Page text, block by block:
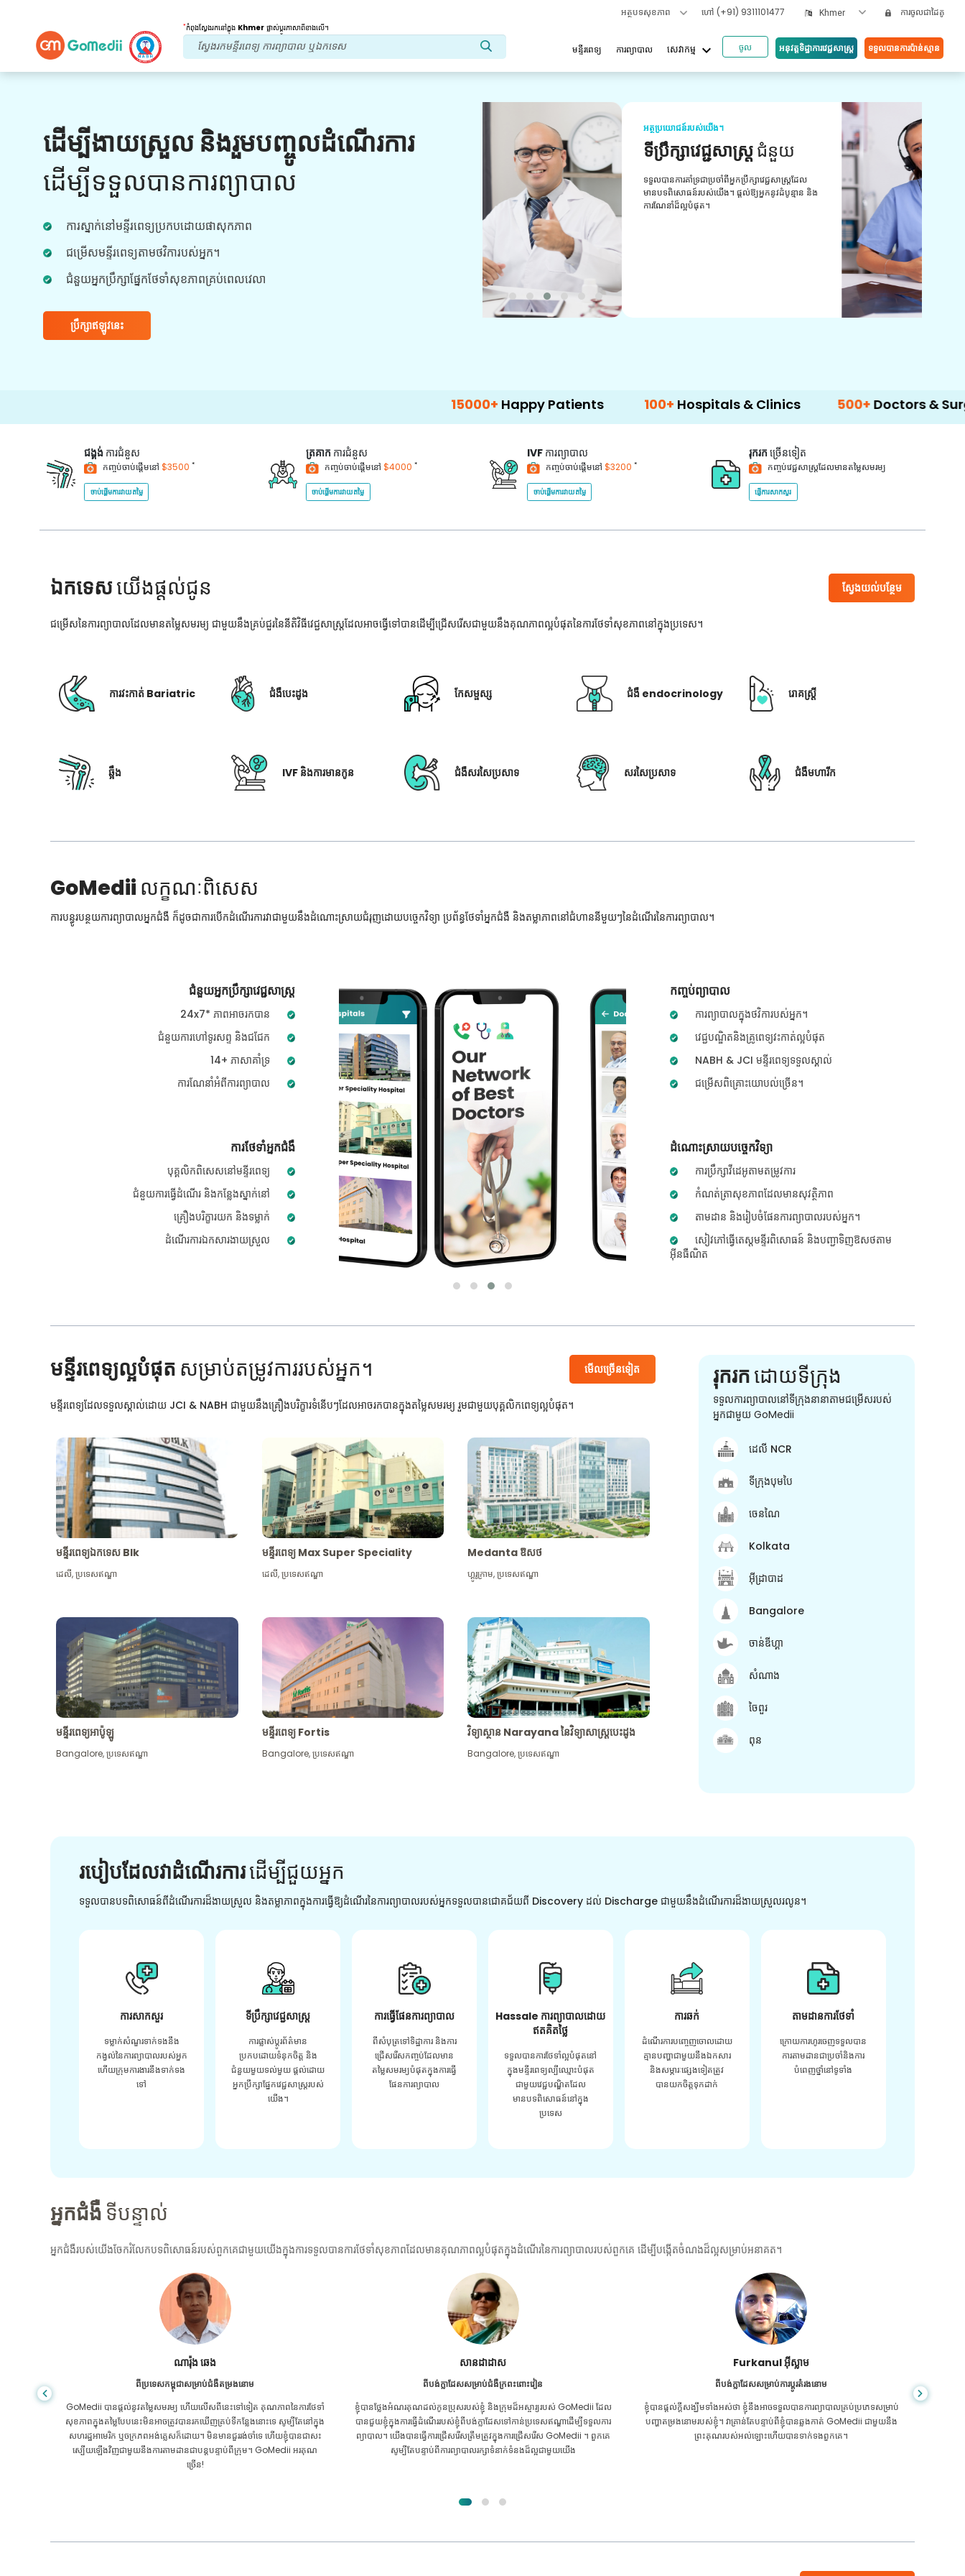
អត្ថបទសុខភាព ហៅ (+91) 9311101477 Khmer ការចូលជាដៃគូ
*កំពុងស្វែងរកនៅក្នុង Khmer ផ្លាស់ប្តូរភាសាពីខាងលើ។
មន្ទីរពេទ្យ ការព្យាបាល សេវាកម្ម keyboard_arrow_down ចូល អនុវត្តទិដ្ឋាការវេជ្ជសាស្រ្ត ទទួលបានការប៉ាន់ស្មាន
ដើម្បីងាយស្រួល និងរួមបញ្ចូលដំណើរការ
ដើម្បីទទួលបានការព្យាបាល
ការស្នាក់នៅមន្ទីរពេទ្យប្រកបដោយផាសុកភាព
ជម្រើសមន្ទីរពេទ្យតាមថវិការបស់អ្នក។
ជំនួយអ្នកប្រឹក្សាផ្នែកថែទាំសុខភាពគ្រប់ពេលវេលា
ប្រឹក្សាឥឡូវនេះ
អត្ថប្រយោជន៍របស់យើង។
ការព្យាបាលក្រោយតាមដាន
ការថែទាំ
ទទួលបានជំនួយផ្នែកវេជ្ជសាស្រ្ត និងអ្នកជំងឺ 24x7
អ្នកគ្រប់ពេលវេលា។ ការធ្វើបច្ចុប្បន្នភាពជាទៀងទាត់លើ
អត្ថប្រយោជន៍របស់យើង។
ទីប្រឹក្សាវេជ្ជសាស្ត្រ ជំនួយ
ទទួលបានការគាំទ្រជាប្រចាំពីអ្នកប្រឹក្សាវេជ្ជសាស្ត្រដែល
មានបទពិសោធន៍របស់យើង។ ផ្តល់ឱ្យអ្នកនូវដំបូន្មាន និង
ការណែនាំដ៏ល្អបំផុត។
Happy Patients 100+ Hospitals & Clinics 500+ Doctors & Surgeons
ជង្គង់ ការជំនួស
កញ្ចប់ចាប់ផ្តើមនៅ $3500 *
ចាប់ផ្តើមការវាយតម្លៃ
ត្រគាក ការជំនួស
កញ្ចប់ចាប់ផ្តើមនៅ $4000 *
ចាប់ផ្តើមការវាយតម្លៃ
IVF ការព្យាបាល
កញ្ចប់ចាប់ផ្តើមនៅ $3200 *
ចាប់ផ្តើមការវាយតម្លៃ
រុករក ច្រើនទៀត
កញ្ចប់វេជ្ជសាស្ត្រដែលមានតម្លៃសមរម្យ
ផ្ញើការសាកសួរ
ឯកទេសយើងផ្តល់ជូន ស្វែងយល់បន្ថែម
ជម្រើសនៃការព្យាបាលដែលមានតម្លៃសមរម្យ ជាមួយនឹងគ្រប់ជួរនៃនីតិវិធីវេជ្ជសាស្រ្តដែលអាចធ្វើទៅបានដើម្បីជ្រើសរើសជាមួយនឹងគុណភាពល្អបំផុតនៃការថែទាំសុខភាពនៅក្នុងប្រទេស។
ការវះកាត់ Bariatric ជំងឺបេះដូង កែសម្ផស្ស ជំងឺ endocrinology រោគស្ត្រី
ឆ្អឹង IVF និងការមានកូន ជំងឺសរសៃប្រសាទ សរសៃប្រសាទ ជំងឺមហារីក
GoMedii លក្ខណៈពិសេស
ការបន្ធូរបន្ថយការព្យាបាលអ្នកជំងឺ ក៏ដូចជាការបើកដំណើរការវាជាមួយនឹងដំណោះស្រាយជំរុញដោយបច្ចេកវិទ្យា ប្រព័ន្ធថែទាំអ្នកជំងឺ និងតម្លាភាពនៅជំហាននីមួយៗនៃដំណើរនៃការព្យាបាល។
ជំនួយអ្នកប្រឹក្សាវេជ្ជសាស្ត្រ
24x7* ភាពអាចរកបាន
ជំនួយការហៅទូរសព្ទ និងជជែក
14+ ភាសាគាំទ្រ
ការណែនាំអំពីការព្យាបាល
ការថែទាំអ្នកជំងឺ
បុគ្គលិកពិសេសនៅមន្ទីរពេទ្យ
ជំនួយការធ្វើដំណើរ និងកន្លែងស្នាក់នៅ
គ្រឿងបរិក្ខារយក និងទម្លាក់
ដំណើរការឯកសារងាយស្រួល
កញ្ចប់ព្យាបាល
ការព្យាបាលក្នុងថវិការបស់អ្នក។
វេជ្ជបណ្ឌិតនិងគ្រូពេទ្យវះកាត់ល្អបំផុត
NABH & JCI មន្ទីរពេទ្យទទួលស្គាល់
ជម្រើសពិគ្រោះយោបល់ច្រើន។
ដំណោះស្រាយបច្ចេកវិទ្យា
ការប្រឹក្សាវីដេអូតាមតម្រូវការ
កំណត់ត្រាសុខភាពដែលមានសុវត្ថិភាព
តាមដាន និងរៀបចំផែនការព្យាបាលរបស់អ្នក។
សៀវភៅធ្វើតេស្តមន្ទីរពិសោធន៍ និងបញ្ជាទិញឱសថតាម
អ៊ីនធឺណិត
មន្ទីរពេទ្យល្អបំផុត សម្រាប់តម្រូវការរបស់អ្នក។ មើល​ច្រើន​ទៀត
មន្ទីរពេទ្យដែលទទួលស្គាល់ដោយ JCI & NABH ជាមួយនឹងគ្រឿងបរិក្ខារទំនើបៗដែលអាចរកបានក្នុងតម្លៃសមរម្យ រួមជាមួយបុគ្គលិកពេទ្យល្អបំផុត។
មន្ទីរពេទ្យឯកទេស Blk
ដេលី,ប្រទេសឥណ្ឌា
មន្ទីរពេទ្យ Max Super Speciality
ដេលី,ប្រទេសឥណ្ឌា
Medanta ឱសថ
ហ្គូរូក្រាម,ប្រទេសឥណ្ឌា
មន្ទីរពេទ្យអាប៉ូឡូ
Bangalore,ប្រទេសឥណ្ឌា
មន្ទីរពេទ្យ Fortis
Bangalore,ប្រទេសឥណ្ឌា
វិទ្យាស្ថាន Narayana នៃវិទ្យាសាស្រ្តបេះដូង
Bangalore,ប្រទេសឥណ្ឌា
រុករកដោយទីក្រុង
ទទួលការព្យាបាលនៅទីក្រុងនានាតាមជម្រើសរបស់
អ្នកជាមួយ GoMedii
ដេលី NCR
ទីក្រុងបុមបៃ
ចេនណៃ
Kolkata
អ៊ីដ្រាបាដ
Bangalore
ចាន់ឌីហ្គា
សំណាង
ចៃពួរ
ពុន
របៀបដែលវាដំណើរការដើម្បី​ជួយ​អ្នក
ទទួលបានបទពិសោធន៍ពីដំណើរការដ៏ងាយស្រួល និងតម្លាភាពក្នុងការធ្វើឱ្យដំណើរនៃការព្យាបាលរបស់អ្នកទទួលបានជោគជ័យពី Discovery ដល់ Discharge ជាមួយនឹងដំណើរការដ៏ងាយស្រួលរលូន។
ការសាកសួរ
ទម្លាក់សំណួរទាក់ទងនឹង
កង្វល់នៃការព្យាបាលរបស់អ្នក
ហើយក្រុមការងារនឹងទាក់ទង
ទៅ
ទីប្រឹក្សាវេជ្ជសាស្ត្រ
ការផ្លាស់ប្តូរព័ត៌មាន
ប្រកបដោយទំនុកចិត្ត និង
ជំនួយមួយទល់មួយ ផ្តល់ដោយ
អ្នកប្រឹក្សាផ្នែកវេជ្ជសាស្រ្តរបស់
យើង។
ការធ្វើផែនការព្យាបាល
ពីសំបុត្រទៅទិដ្ឋាការ និងការ
ជ្រើសរើសកញ្ចប់ដែលមាន
តម្លៃសមរម្យបំផុតក្នុងការធ្វើ
ផែនការព្យាបាល
Hassale ការព្យាបាលដោយ
ឥតគិតថ្លៃ
ទទួលបានការថែទាំល្អបំផុតនៅ
ក្នុងមន្ទីរពេទ្យល្បីឈ្មោះបំផុត
ជាមួយវេជ្ជបណ្ឌិតដែល
មានបទពិសោធន៍នៅក្នុង
ប្រទេស
ការឆក់
ដំណើរការបញ្ចេញចោលដោយ
គ្មានបញ្ហាជាមួយនឹងឯកសារ
និងសម្ភារៈផ្សេងទៀតត្រូវ
បានយកចិត្តទុកដាក់
តាមដានការថែទាំ
ក្រោយ​ការ​ហូរ​ចេញ​ទទួល​បាន​
ការ​តាមដាន​ជា​ប្រចាំ​និង​ការ​
បំពេញ​ថ្នាំ​នៅ​ទូទាំង​
អ្នកជំងឺ ទីបន្ទាល់
អ្នកជំងឺរបស់យើងចែករំលែកបទពិសោធន៍របស់ពួកគេជាមួយយើងក្នុងការទទួលបានការថែទាំសុខភាពដែលមានគុណភាពល្អបំផុតក្នុងដំណើរនៃការព្យាបាលរបស់ពួកគេ ដើម្បីបង្កើតចំណងដ៏ល្អសម្រាប់អនាគត។
សានដាដាស
ពីបង់ក្លាដែសសម្រាប់ជំងឺក្រពះពោះវៀន
ខ្ញុំបានថ្លែងអំណរគុណដល់កូនប្រុសរបស់ខ្ញុំ និងក្រុមដ៏អស្ចារ្យរបស់ GoMedii ដែល
បានជួយខ្ញុំក្នុងការធ្វើដំណើររបស់ខ្ញុំពីបង់ក្លាដែសទៅកាន់ប្រទេសឥណ្ឌាដើម្បីទទួលការ
ព្យាបាល។ យើងបានធ្វើការជ្រើសរើសត្រឹមត្រូវក្នុងការជ្រើសរើស GoMedii ។ ពួកគេ
សូម្បីតែបន្ទាប់ពីការព្យាបាលរក្សាទំនាក់ទំនងដ៏ល្អជាមួយយើង
Furkanul អ៊ីស្លាម
ពីបង់ក្លាដែសសម្រាប់ការប្តូរតំរងនោម
ខ្ញុំ​បាន​ផ្តល់​ក្តី​សង្ឃឹម​ទាំង​អស់​ថា ខ្ញុំ​នឹង​អាច​ទទួល​បាន​ការ​ព្យាបាល​គ្រប់​ប្រភេទ​សម្រាប់​
បញ្ហា​តម្រងនោម​របស់​ខ្ញុំ។ វាគ្រាន់តែបន្ទាប់ពីខ្ញុំបានឆ្លងកាត់ GoMedii ជាមួយនឹង
ព្រះគុណរបស់អល់ឡោះហើយបានទាក់ទងពួកគេ។
ជា សារ៉ាត់
ពីប្រទេសកម្ពុជាសម្រាប់ CKD
CKD គឺ​ជា​ស្ថានភាព​ពេញ​មួយ​ជីវិត​ដែល​កាន់តែ​អាក្រក់​ទៅៗ។ ខ្ញុំបានរងទុក្ខវាយូ
រហើយ ទីបំផុត GoMedii និងដៃគូរបស់គេម្នាក់នៅកម្ពុជា បានជួយខ្ញុំឱ្យដឹងថា វា
ដល់ពេលថែរក្សាសុខភាពរបស់ខ្ញុំហើយ។